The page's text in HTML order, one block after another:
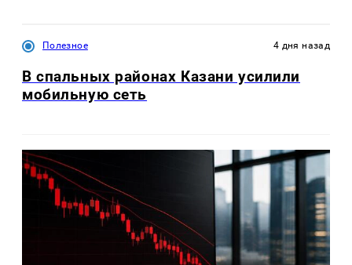
Полезное 4 дня назад
В спальных районах Казани усилили
мобильную сеть